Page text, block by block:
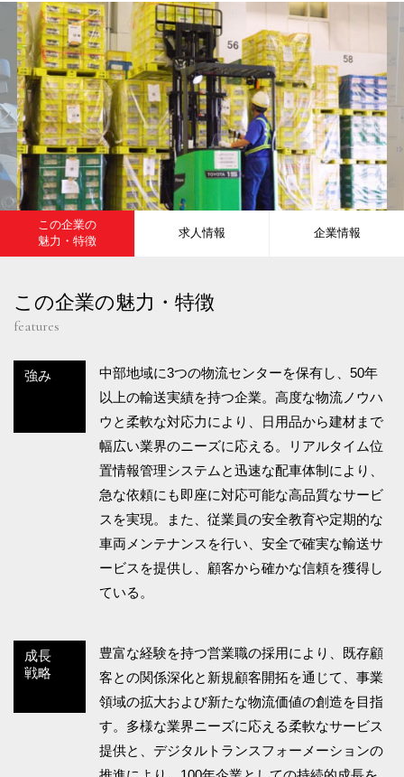
この企業の
魅力・特徴
求人情報 企業情報
この企業の魅力・特徴
features
強み
中部地域に3つの物流センターを保有し、50年
以上の輸送実績を持つ企業。高度な物流ノウハ
ウと柔軟な対応力により、日用品から建材まで
幅広い業界のニーズに応える。リアルタイム位
置情報管理システムと迅速な配車体制により、
急な依頼にも即座に対応可能な高品質なサービ
スを実現。また、従業員の安全教育や定期的な
車両メンテナンスを行い、安全で確実な輸送サ
ービスを提供し、顧客から確かな信頼を獲得し
ている。
成長
戦略
豊富な経験を持つ営業職の採用により、既存顧
客との関係深化と新規顧客開拓を通じて、事業
領域の拡大および新たな物流価値の創造を目指
す。多様な業界ニーズに応える柔軟なサービス
提供と、デジタルトランスフォーメーションの